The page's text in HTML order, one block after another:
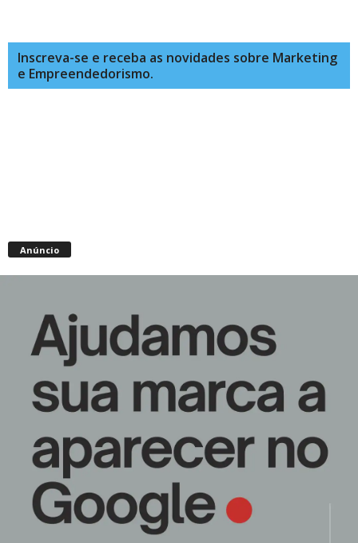
Inscreva-se e receba as novidades sobre Marketing
e Empreendedorismo.
Anúncio